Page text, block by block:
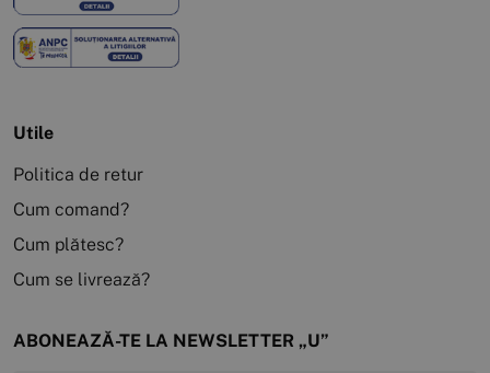
Utile
Politica de retur
Cum comand?
Cum plătesc?
Cum se livrează?
ABONEAZĂ-TE LA NEWSLETTER „U”